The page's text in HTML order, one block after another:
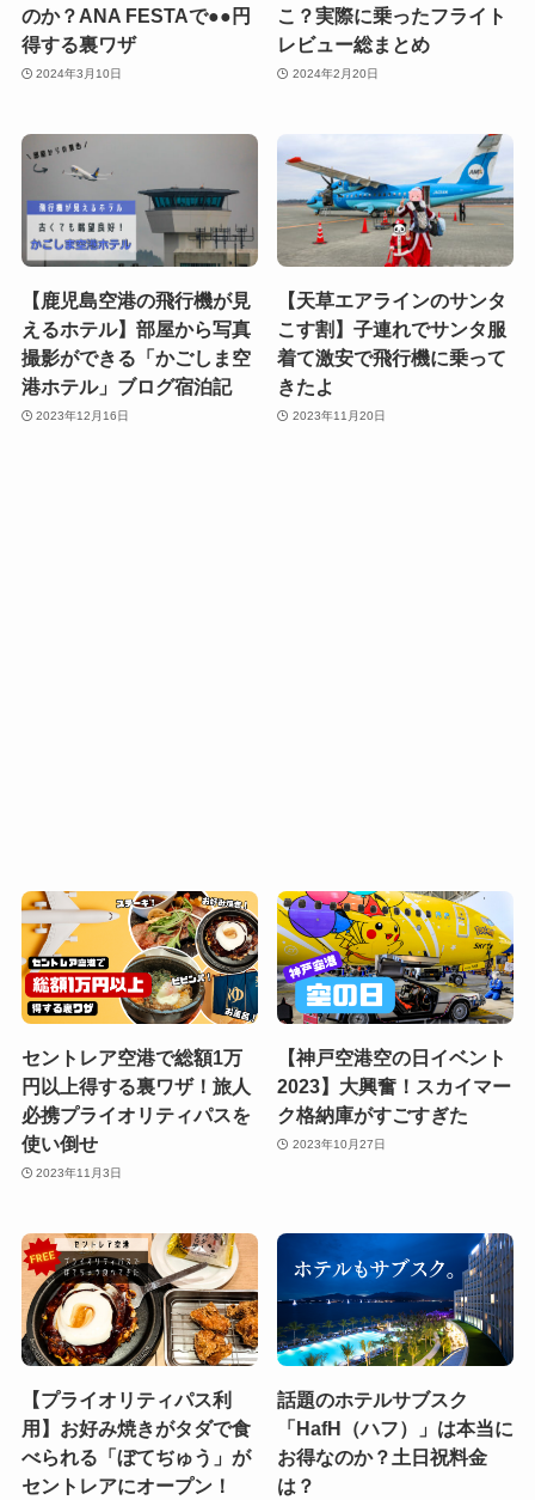
のか？ANA FESTAで●●円
得する裏ワザ
2024年3月10日
こ？実際に乗ったフライト
レビュー総まとめ
2024年2月20日
【鹿児島空港の飛行機が見
えるホテル】部屋から写真
撮影ができる「かごしま空
港ホテル」ブログ宿泊記
2023年12月16日
【天草エアラインのサンタ
こす割】子連れでサンタ服
着て激安で飛行機に乗って
きたよ
2023年11月20日
セントレア空港で総額1万
円以上得する裏ワザ！旅人
必携プライオリティパスを
使い倒せ
2023年11月3日
【神戸空港空の日イベント
2023】大興奮！スカイマー
ク格納庫がすごすぎた
2023年10月27日
【プライオリティパス利
用】お好み焼きがタダで食
べられる「ぼてぢゅう」が
セントレアにオープン！
話題のホテルサブスク
「HafH（ハフ）」は本当に
お得なのか？土日祝料金
は？